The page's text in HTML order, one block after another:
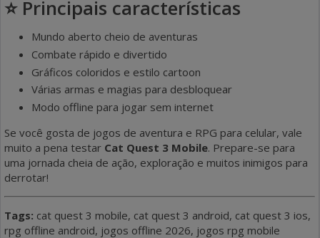
⭐ Principais características
Mundo aberto cheio de aventuras
Combate rápido e divertido
Gráficos coloridos e estilo cartoon
Várias armas e magias para desbloquear
Modo offline para jogar sem internet
Se você gosta de jogos de aventura e RPG para celular, vale
muito a pena testar Cat Quest 3 Mobile. Prepare-se para
uma jornada cheia de ação, exploração e muitos inimigos para
derrotar!
Tags: cat quest 3 mobile, cat quest 3 android, cat quest 3 ios,
rpg offline android, jogos offline 2026, jogos rpg mobile